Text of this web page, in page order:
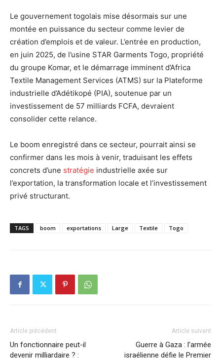
Le gouvernement togolais mise désormais sur une
montée en puissance du secteur comme levier de
création d’emplois et de valeur. L’entrée en production,
en juin 2025, de l’usine STAR Garments Togo, propriété
du groupe Komar, et le démarrage imminent d’Africa
Textile Management Services (ATMS) sur la Plateforme
industrielle d’Adétikopé (PIA), soutenue par un
investissement de 57 milliards FCFA, devraient
consolider cette relance.
Le boom enregistré dans ce secteur, pourrait ainsi se
confirmer dans les mois à venir, traduisant les effets
concrets d’une stratégie industrielle axée sur
l’exportation, la transformation locale et l’investissement
privé structurant.
TAGS boom exportations Large Textile Togo
Article précédent
Un fonctionnaire peut-il
devenir milliardaire ? :
Article suivant
Guerre à Gaza : l’armée
israélienne défie le Premier